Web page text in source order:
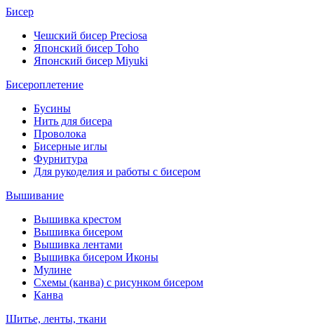
Бисер
Чешский бисер Preciosa
Японский бисер Toho
Японский бисер Miyuki
Бисероплетение
Бусины
Нить для бисера
Проволока
Бисерные иглы
Фурнитура
Для рукоделия и работы с бисером
Вышивание
Вышивка крестом
Вышивка бисером
Вышивка лентами
Вышивка бисером Иконы
Мулине
Схемы (канва) с рисунком бисером
Канва
Шитье, ленты, ткани